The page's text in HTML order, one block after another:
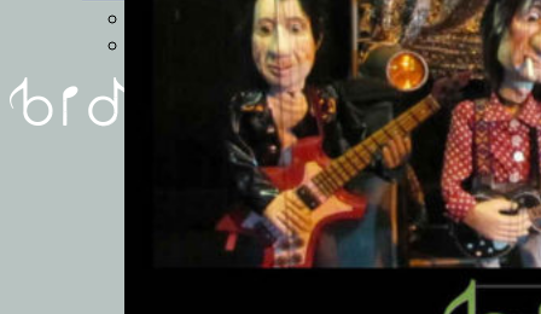
REUNIóN
FORMULARIO